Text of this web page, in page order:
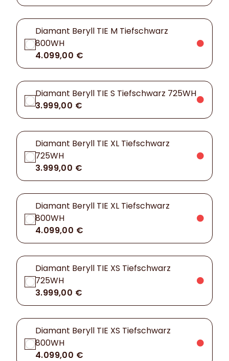
Diamant Beryll TIE M Tiefschwarz
800WH
4.099,00 €
Diamant Beryll TIE S Tiefschwarz 725WH
3.999,00 €
Diamant Beryll TIE XL Tiefschwarz
725WH
3.999,00 €
Diamant Beryll TIE XL Tiefschwarz
800WH
4.099,00 €
Diamant Beryll TIE XS Tiefschwarz
725WH
3.999,00 €
Diamant Beryll TIE XS Tiefschwarz
800WH
4.099,00 €